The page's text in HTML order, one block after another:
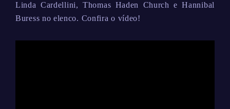
Linda Cardellini, Thomas Haden Church e Hannibal
Buress no elenco. Confira o vídeo!